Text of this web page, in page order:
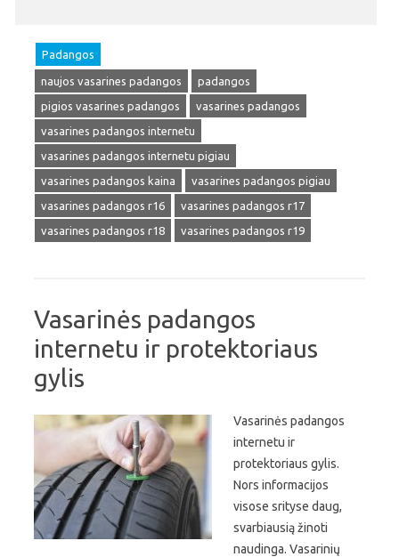
Padangos
naujos vasarines padangos
padangos
pigios vasarines padangos
vasarines padangos
vasarines padangos internetu
vasarines padangos internetu pigiau
vasarines padangos kaina
vasarines padangos pigiau
vasarines padangos r16
vasarines padangos r17
vasarines padangos r18
vasarines padangos r19
Vasarinės padangos
internetu ir protektoriaus
gylis
Vasarinės padangos
internetu ir
protektoriaus gylis.
Nors informacijos
visose srityse daug,
svarbiausią žinoti
naudinga. Vasarinių